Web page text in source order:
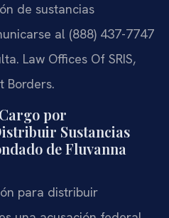
de sustancias
al (888) 437-7747
Law Offices Of SRIS,
Borders.
por
Sustancias
de Fluvanna
para distribuir